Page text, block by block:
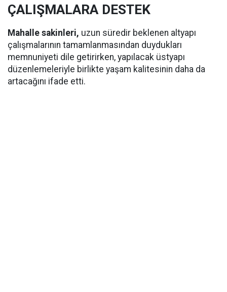
ÇALIŞMALARA DESTEK
Mahalle sakinleri, uzun süredir beklenen altyapı
çalışmalarının tamamlanmasından duydukları
memnuniyeti dile getirirken, yapılacak üstyapı
düzenlemeleriyle birlikte yaşam kalitesinin daha da
artacağını ifade etti.